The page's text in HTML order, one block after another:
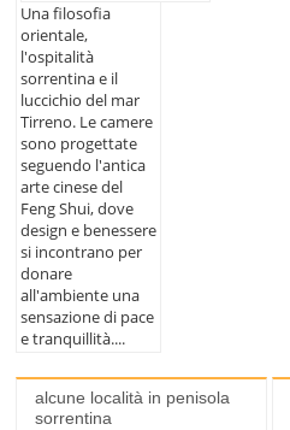
Una filosofia
orientale,
l'ospitalità
sorrentina e il
luccichio del mar
Tirreno. Le camere
sono progettate
seguendo l'antica
arte cinese del
Feng Shui, dove
design e benessere
si incontrano per
donare
all'ambiente una
sensazione di pace
e tranquillità....
alcune località in penisola
sorrentina